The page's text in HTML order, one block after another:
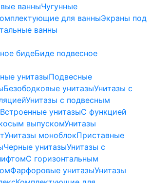
ванныЧугунные
для ванныЭкраны под
ванны
бидеБиде пoдвеснoе
унитазыПодвесные
Безободковые унитазыУнитазы с
Унитазы с подвесным
Встроенные унитазыС функцией
выпускомУнитазы
Унитазы моноблокПриставные
Черные унитазыУнитазы с
C горизонтальным
Фарфоровые унитазыУнитазы